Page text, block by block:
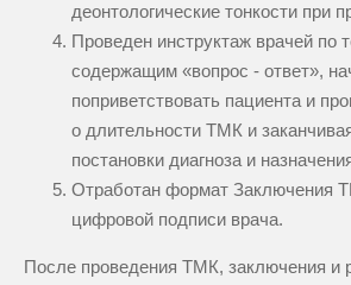
деонтологические тонкости при
Проведен инструктаж врачей по
содержащим «вопрос - ответ»,
поприветствовать пациента и
о длительности ТМК и
постановки диагноза и
Отработан формат Заключения
цифровой подписи врача.
После проведения ТМК, заключения и